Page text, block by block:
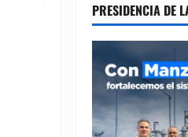
PRESIDENCIA DE